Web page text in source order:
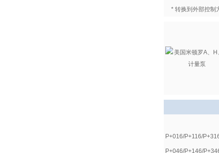
* 转换到外部控制
P+016/P+116/
P+046/P+146/